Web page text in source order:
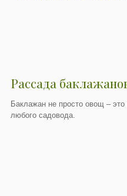
Рассада
Баклажан не просто овощ –
любого садовода.